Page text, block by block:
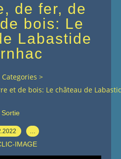
de fer, de
bois: Le
Labastide
Categories >
et de bois: Le château de
Sortie
IMAGE